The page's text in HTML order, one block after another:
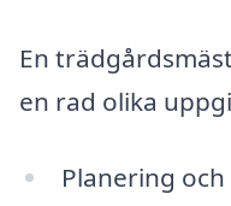
En
en rad olika
Planering